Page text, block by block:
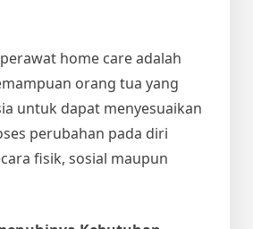
home care adalah
orang tua yang
untuk dapat menyesuaikan
perubahan pada diri
fisik, sosial maupun